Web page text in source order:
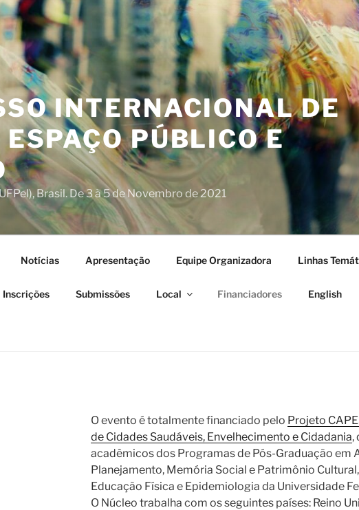
INTERNACIONAL DE
PÚBLICO E
Brasil. De 3 à 5 de Novembro de 2021
Notícias Apresentação Equipe Organizadora Linhas
Inscrições Submissões Local Financiadores English
O evento é totalmente financiado pelo Projeto
de Cidades Saudáveis, Envelhecimento e Cidadania,
acadêmicos dos Programas de Pós-Graduação em
Planejamento, Memória Social e Patrimônio
Educação Física e Epidemiologia da Universidade
O Núcleo trabalha com os seguintes países: Reino